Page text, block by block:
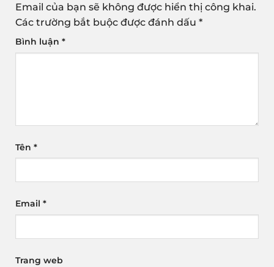
Email của bạn sẽ không được hiển thị công khai.
Các trường bắt buộc được đánh dấu *
Bình luận *
Tên *
Email *
Trang web